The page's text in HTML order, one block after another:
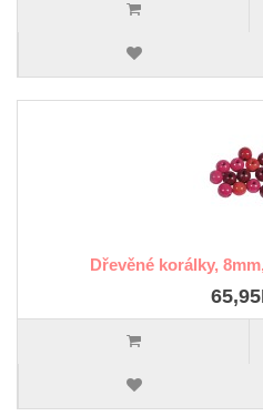
Dřevěné korálky,